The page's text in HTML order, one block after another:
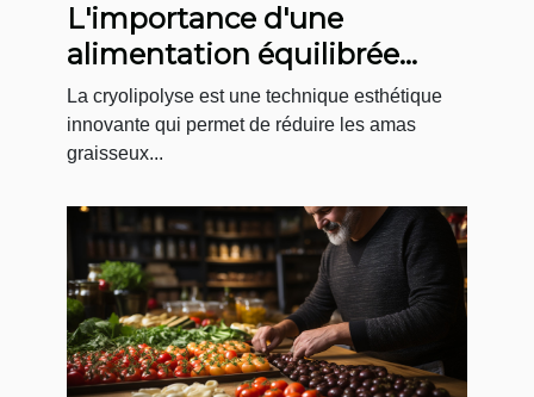
L'importance d'une
alimentation équilibrée
après une séance de
cryolipolyse
La cryolipolyse est une technique esthétique
innovante qui permet de réduire les amas
graisseux...